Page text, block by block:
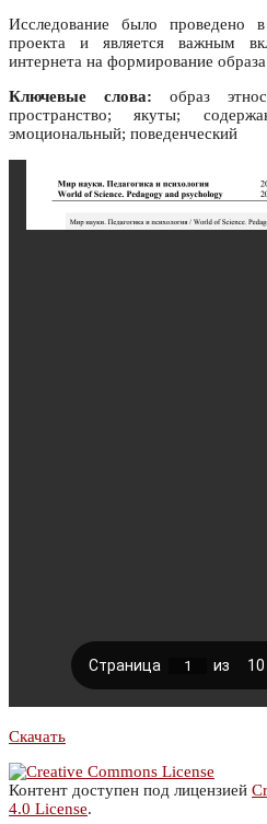
Исследование было проведено в
проекта и является важным
интернета на формирование образа
Ключевые слова: образ
пространство; якуты;
эмоциональный; поведенческий
Скачать
Контент доступен под лицензией
4.0 License.